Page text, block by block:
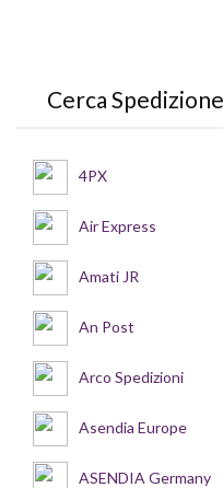
Cerca
4PX
Air Express
Amati JR
An Post
Arco Spedizioni
Asendia Europe
ASENDIA Germany